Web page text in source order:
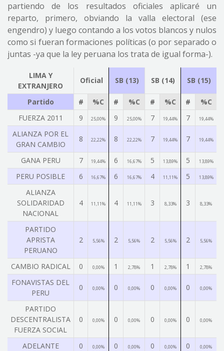
partiendo de los resultados oficiales aplicaré un
reparto, primero, obviando la valla electoral (ese
engendro) y luego contando a los votos blancos y nulos
como si fueran formaciones políticas (o por separado o
juntas -ya que la ley peruana los trata de igual forma-).
LIMA Y
EXTRANJERO
Oficial SB (13) SB (14) SB (15)
Partido # %C # %C # %C #
%C
FUERZA 2011
9 25,00% 9 25,00% 7 19,44% 7 19,44%
ALIANZA POR EL
GRAN CAMBIO
8 22,22% 8 22,22% 7 19,44% 7 19,44%
GANA PERU 7 19,44% 6 16,67% 5 13,89% 5 13,89%
PERU POSIBLE 6 16,67% 6 16,67% 4 11,11% 5 13,89%
ALIANZA
SOLIDARIDAD
NACIONAL
4 11,11% 4 11,11% 3 8,33% 3 8,33%
PARTIDO
APRISTA
PERUANO
2 5,56% 2 5,56% 2 5,56% 2 5,56%
CAMBIO RADICAL 0 0,00% 1 2,78% 1 2,78% 1 2,78%
FONAVISTAS DEL
PERU
0 0,00% 0 0,00% 0 0,00% 0 0,00%
PARTIDO
DESCENTRALISTA
FUERZA SOCIAL
0 0,00% 0 0,00% 0 0,00% 0 0,00%
ADELANTE 0 0,00% 0 0,00% 0 0,00% 0 0,00%